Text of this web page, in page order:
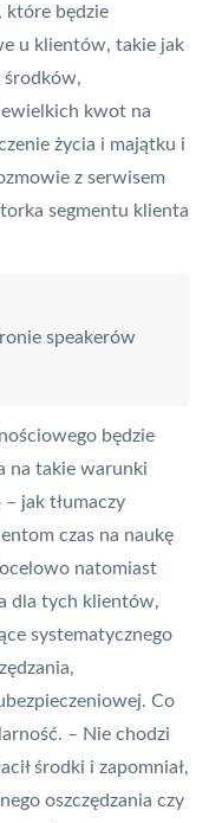
które będzie
u klientów, takie jak
środków,
kwot na
życia i majątku i
z serwisem
segmentu klienta
speakerów
będzie
na takie warunki
jak tłumaczy
czas na naukę
natomiast
dla tych klientów,
systematycznego
Co
– Nie chodzi
środki i zapomniał,
oszczędzania czy